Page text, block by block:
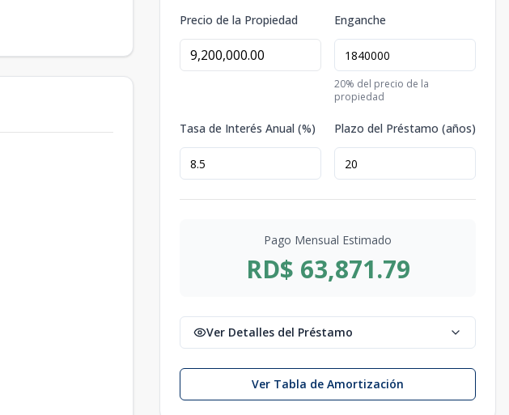
Precio de la Propiedad Enganche
20% del precio de la
propiedad
Tasa de Interés Anual (%) Plazo del Préstamo (años)
Pago Mensual Estimado
RD$ 63,871.79
Ver Detalles del Préstamo
Ver Tabla de Amortización